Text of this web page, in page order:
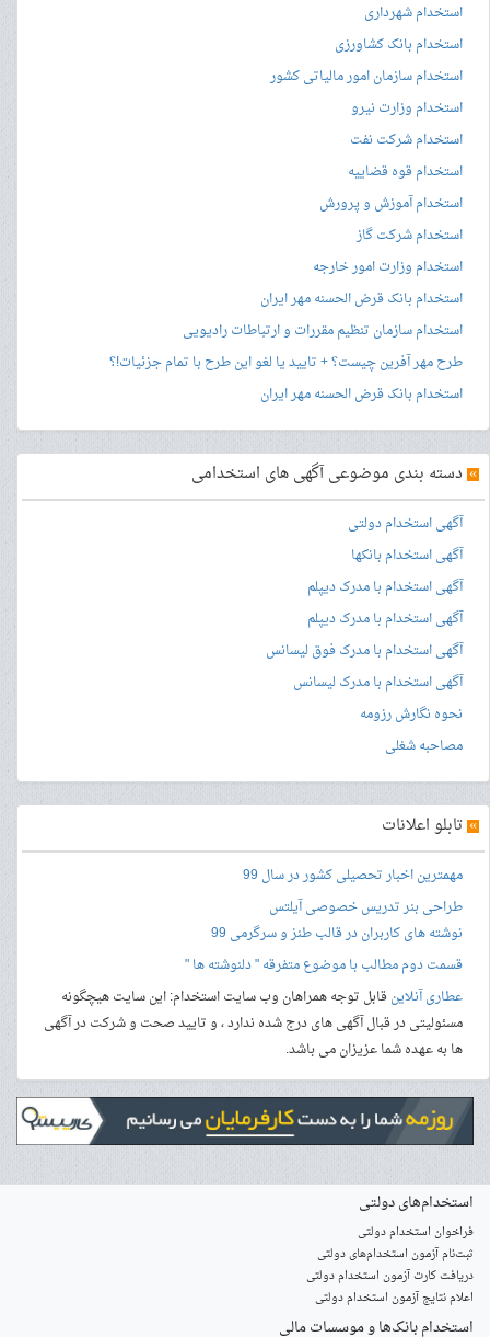
استخدام شهرداری
استخدام بانک کشاورزی
استخدام سازمان امور مالیاتی کشور
استخدام وزارت نیرو
استخدام شرکت نفت
استخدام قوه قضاییه
استخدام آموزش و پرورش
استخدام شرکت گاز
استخدام وزارت امور خارجه
استخدام بانک قرض الحسنه مهر ایران
استخدام سازمان تنظیم مقررات و ارتباطات رادیویی
طرح مهر آفرین چیست؟ + تایید یا لغو این طرح با تمام جزئیات!؟
استخدام بانک قرض الحسنه مهر ایران
» دسته بندی موضوعی آگهی های استخدامی
آگهی استخدام دولتی
آگهی استخدام بانکها
آگهی استخدام با مدرک دیپلم
آگهی استخدام با مدرک دیپلم
آگهی استخدام با مدرک فوق لیسانس
آگهی استخدام با مدرک لیسانس
نحوه نگارش رزومه
مصاحبه شغلی
» تابلو اعلانات
مهمترین اخبار تحصیلی کشور در سال 99
طراحی بنرتدریس خصوصی آیلتس
نوشته های کاربران در قالب طنز و سرگرمی 99
قسمت دوم مطالب با موضوع متفرقه " دلنوشته ها "
عطاری آنلاینقابل توجه همراهان وب سایت استخدام: این سایت هیچگونه
مسئولیتی در قبال آگهی های درج شده ندارد ، و تایید صحت و شرکت در آگهی
ها به عهده شما عزیزان می باشد.
استخدام‌های دولتی
فراخوان استخدام دولتی
ثبت‌نام آزمون‌ استخدام‌های دولتی
دریافت کارت آزمون استخدام دولتی
اعلام نتایج آزمون استخدام دولتی
استخدام‌ بانک‌ها و موسسات مالی